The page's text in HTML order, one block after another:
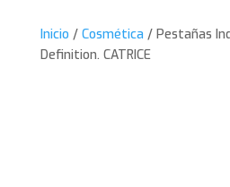
Inicio / Cosmética / Pestañas
Definition. CATRICE